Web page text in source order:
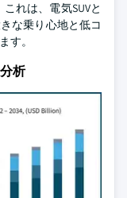
れは、電気SUVと
な乗り心地と低コ
す。
析